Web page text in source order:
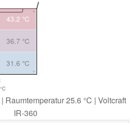
43.2 °C
36.7 °C
31.6 °C
Raumtemperatur 25.6 °C | Voltcraft
IR-360